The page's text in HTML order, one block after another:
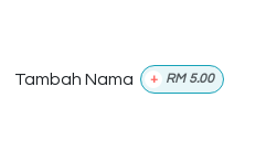
Tambah Nama + RM 5.00